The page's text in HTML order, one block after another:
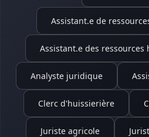
Assistant.e de
Assistant.e des ressources
Analyste juridique
Clerc d'huissierière
Juriste agricole